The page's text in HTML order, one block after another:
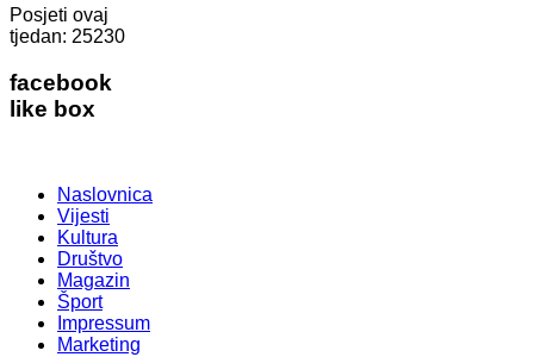
Posjeti ovaj
tjedan: 25230
facebook
like box
Naslovnica
Vijesti
Kultura
Društvo
Magazin
Šport
Impressum
Marketing